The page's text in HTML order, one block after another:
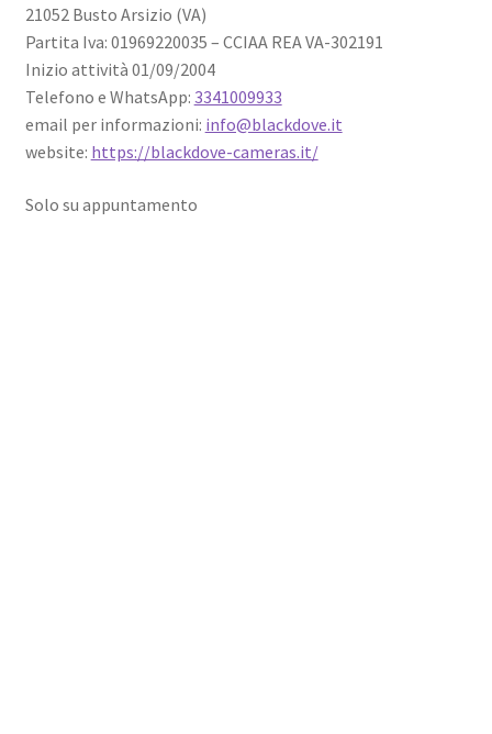
21052 Busto Arsizio (VA)
Partita Iva: 01969220035 – CCIAA REA VA-302191
Inizio attività 01/09/2004
Telefono e WhatsApp: 3341009933
email per informazioni: info@blackdove.it
website: https://blackdove-cameras.it/
Solo su appuntamento